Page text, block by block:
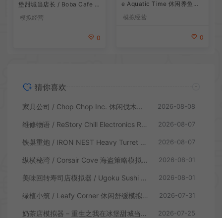
堡甜城当店长 / Boba Cafe Si
mulator 模拟经营游戏
模拟经营
0
e Aquatic Time 休闲养鱼游
戏
模拟经营
0
猜你喜欢
家具公司 / Chop Chop Inc. 休闲伐木建造模拟游戏 2026-08-08
维修物语 / ReStory Chill Electronics Repairs 拆解修理模拟游戏 2026-08-07
铁巢重炮 / IRON NEST Heavy Turret 柴油朋克重型火炮游戏 2026-08-07
纵横秘湾 / Corsair Cove 海盗策略模拟游戏 2026-08-01
美味回转寿司店模拟器 / Ugoku Sushi Bar 休闲治愈模拟游戏 2026-08-01
绿植小筑 / Leafy Corner 休闲舒缓模拟游戏 2026-07-31
奶茶店模拟器 – 重生之我在冰堡甜城当店长 / Boba Cafe Simulator 模拟经营游戏 2026-07-25